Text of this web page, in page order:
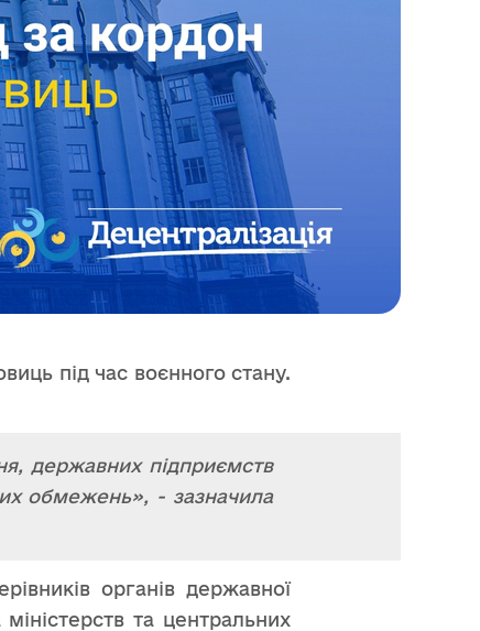
під час воєнного стану.
державних підприємств
обмежень», - зазначила
органів державної
та центральних